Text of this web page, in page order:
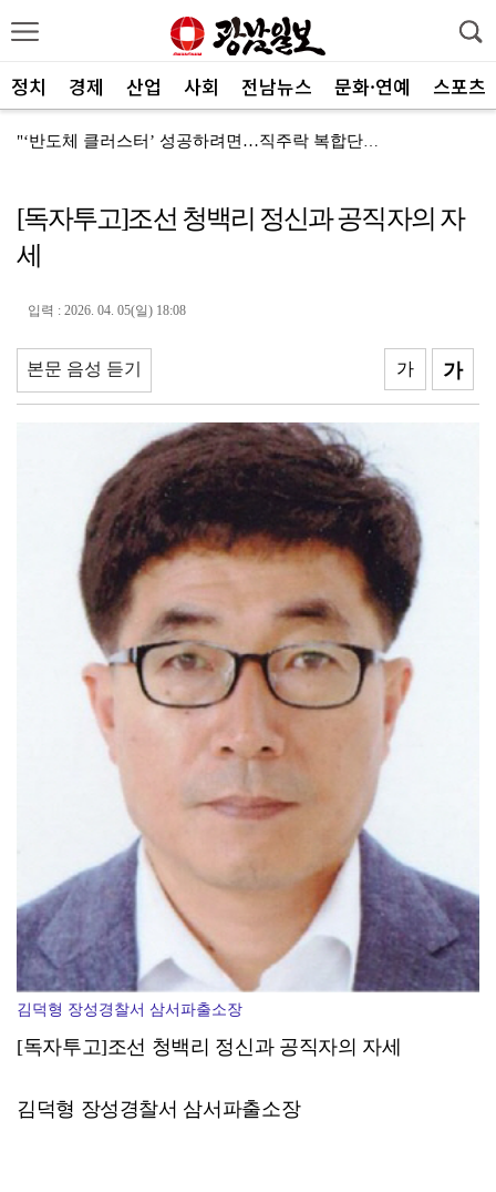
정치 경제 산업 사회 전남뉴스 문화·연예 스포츠
"‘반도체 클러스터’ 성공하려면…직주락 복합단지 구축"
반도체 산단 속도…광주 민간공항 무안이전도 빨라질 듯
"광주 5개 자치구 기능·권한 확대해야 불균형 해소"
폭염에 멈춘 무안공항 참사 재수색 10일 재개
민주 당권 주자들, 텃밭 호남 민심잡기 '사활'
[사설]강진 병영면 ‘도시재생 성공모델’된 이유
폭염·가뭄·고수온 비상…농·수협, 현장 지원 총력
[강소기업을 키우자] 궁전제과
[독자투고]조선 청백리 정신과 공직자의 자
세
입력 : 2026. 04. 05(일) 18:08
본문 음성 듣기 가
가
김덕형 장성경찰서 삼서파출소장
[독자투고]조선 청백리 정신과 공직자의 자세
김덕형 장성경찰서 삼서파출소장